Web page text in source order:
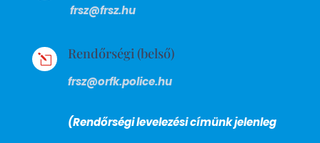
frsz@frsz.hu
l Rendőrségi (belső)
frsz@orfk.police.hu
(Rendőrségi levelezési címünk jelenleg